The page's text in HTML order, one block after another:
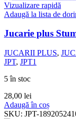
Vizualizare rapidă
Adaugă la lista de
Jucarie plus
JUCARII PLUS,
JPT, JPT1
5 în stoc
28,00 lei
Adaugă în coș
SKU: JPT-